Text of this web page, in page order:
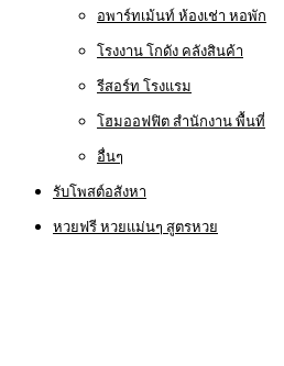
อพาร์ทเม้นท์ ห้องเช่า หอพัก
โรงงาน โกดัง คลังสินค้า
รีสอร์ท โรงแรม
โฮมออฟฟิต สำนักงาน พื้นที่
อื่นๆ
รับโพสต์อสังหา
หวยฟรี หวยแม่นๆ สูตรหวย